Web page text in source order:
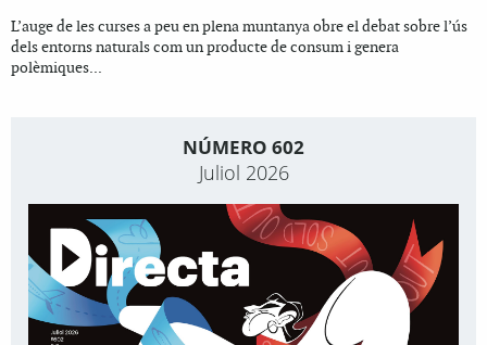
L’auge de les curses a peu en plena muntanya obre el debat sobre l’ús
dels entorns naturals com un producte de consum i genera
polèmiques...
NÚMERO 602
Juliol 2026